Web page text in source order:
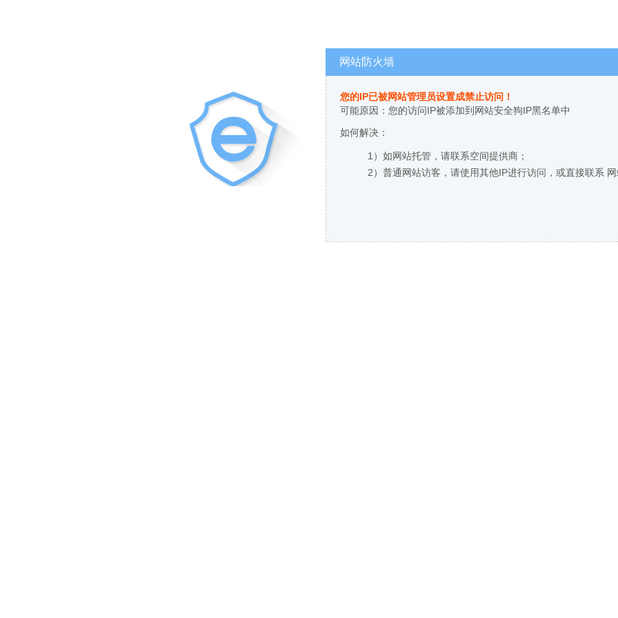
网站防火墙
您的IP已被网站管理员设置成禁止访问！
可能原因：您的访问IP被添加到网站安全狗IP黑名单中
如何解决：
1）如网站托管，请联系空间提供商；
2）普通网站访客，请使用其他IP进行访问，或直接联系 网